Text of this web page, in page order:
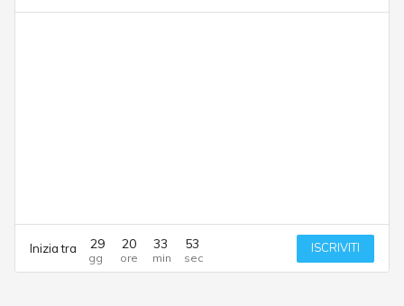
Inizia tra 29 20 33 53 ISCRIVITI